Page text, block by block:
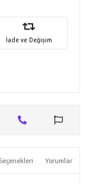
İade ve Değişim
Yorumlar